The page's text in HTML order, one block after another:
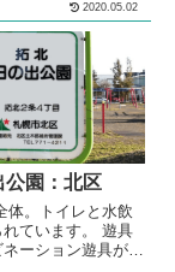
砂場が設けられてい
には、ベンチが設
す。ベンチが設置さ
メモ住宅街の中に
。水飲み場が設け
コンビネーション
ています。 基本
〒002-8065住所北
拓北５条４丁目３
2020.05.02
公園：北区
体。トイレと水飲
ています。 遊具
ーション遊具が設